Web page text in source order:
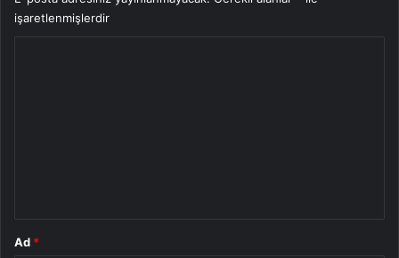
işaretlenmişlerdir
Ad *